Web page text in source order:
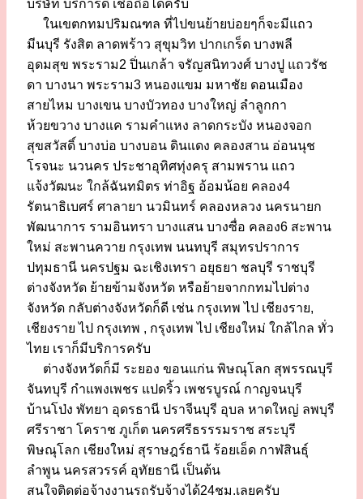
บริษัท บริการดี เชื่อถือได้ครับ
ในเขตกทมปริมณฑล ที่ไปขนย้ายบ่อยๆก็จะมีแถว
มีนบุรี รังสิต ลาดพร้าว สุขุมวิท ปากเกร็ด บางพลี
อุดมสุข พระราม2 ปิ่นเกล้า จรัญสนิทวงศ์ บางปู แถวรัช
ดา บางนา พระราม3 หนองแขม มหาชัย ดอนเมือง
สายไหม บางเขน บางบัวทอง บางใหญ่ ลำลูกกา
ห้วยขวาง บางแค รามคำแหง ลาดกระบัง หนองจอก
สุขสวัสดิ์ บางบ่อ บางบอน ดินแดง คลองสาน อ่อนนุช
โรจนะ นวนคร ประชาอุทิศทุ่งครุ สามพราน แถว
แจ้งวัฒนะ ใกล้ฉันทมิตร ท่าอิฐ อ้อมน้อย คลอง4
รัตนาธิเบศร์ ศาลายา นวมินทร์ คลองหลวง นครนายก
พัฒนาการ รามอินทรา บางแสน บางซื่อ คลอง6 สะพาน
ใหม่ สะพานควาย กรุงเทพ นนทบุรี สมุทรปราการ
ปทุมธานี นครปฐม ฉะเชิงเทรา อยุธยา ชลบุรี ราชบุรี
ต่างจังหวัด ย้ายข้ามจังหวัด หรือย้ายจากกทมไปต่าง
จังหวัด กลับต่างจังหวัดก็ดี เช่น กรุงเทพ ไป เชียงราย,
เชียงราย ไป กรุงเทพ , กรุงเทพ ไป เชียงใหม่ ใกล้ไกล ทั่ว
ไทย เราก็มีบริการครับ
ต่างจังหวัดก็มี ระยอง ขอนแก่น พิษณุโลก สุพรรณบุรี
จันทบุรี กำแพงเพชร แปดริ้ว เพชรบูรณ์ กาญจนบุรี
บ้านโป่ง พัทยา อุดรธานี ปราจีนบุรี อุบล หาดใหญ่ ลพบุรี
ศรีราชา โคราช ภูเก็ต นครศรีธรรรมราช สระบุรี
พิษณุโลก เชียงใหม่ สุราษฎร์ธานี ร้อยเอ็ด กาฬสินธุ์
ลำพูน นครสวรรค์ อุทัยธานี เป็นต้น
สนใจติดต่อจ้างงานรถรับจ้างได้24ชม.เลยครับ